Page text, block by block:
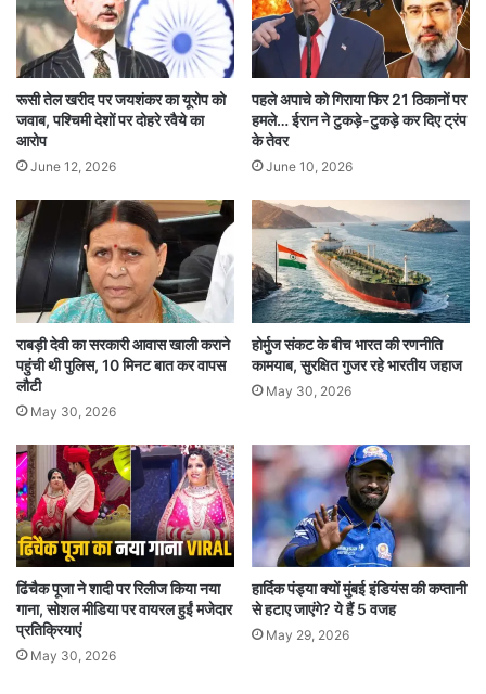
Delay in proceedings Delay in session
Delhi Government
Discussion in the House
Government's responsibility high court
कार्यवाही में देरी दिल्ली सरकार बीजेपी विधायकों
लेटलतीफी विधानसभा अध्यक्ष सत्र की देरी
सदन में चर्चा सरकार की जिम्मेदारी हाईकोर्ट
रूसी तेल खरीद पर जयशंकर का यूरोप को
जवाब, पश्चिमी देशों पर दोहरे रवैये का
आरोप
June 12, 2026
पहले अपाचे को गिराया फिर 21 ठिकानों पर
हमले… ईरान ने टुकड़े-टुकड़े कर दिए ट्रंप
के तेवर
June 10, 2026
राबड़ी देवी का सरकारी आवास खाली कराने
पहुंची थी पुलिस, 10 मिनट बात कर वापस
लौटी
May 30, 2026
होर्मुज संकट के बीच भारत की रणनीति
कामयाब, सुरक्षित गुजर रहे भारतीय जहाज
May 30, 2026
ढिंचैक पूजा ने शादी पर रिलीज किया नया
गाना, सोशल मीडिया पर वायरल हुईं मजेदार
प्रतिक्रियाएं
May 30, 2026
हार्दिक पंड्या क्यों मुंबई इंडियंस की कप्तानी
से हटाए जाएंगे? ये हैं 5 वजह
May 29, 2026